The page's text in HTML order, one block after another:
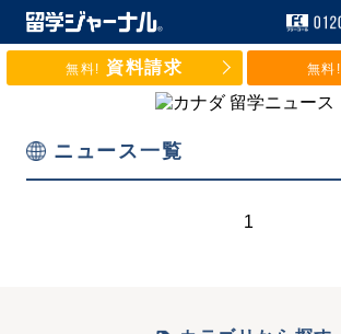
無料! 資料請求 無料!
ニュース一覧
1